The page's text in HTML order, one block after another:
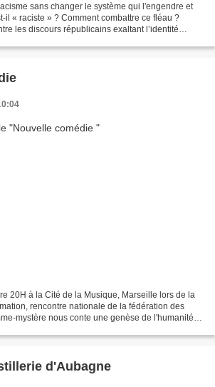
sans changer le système qui l'engendre et
il « raciste » ? Comment combattre ce fléau ?
les discours républicains exaltant l’identité
20H à la Cité de la Musique, Marseille lors de la
rencontre nationale de la fédération des
mystère nous conte une genèse de l'humanité
d'Aubagne